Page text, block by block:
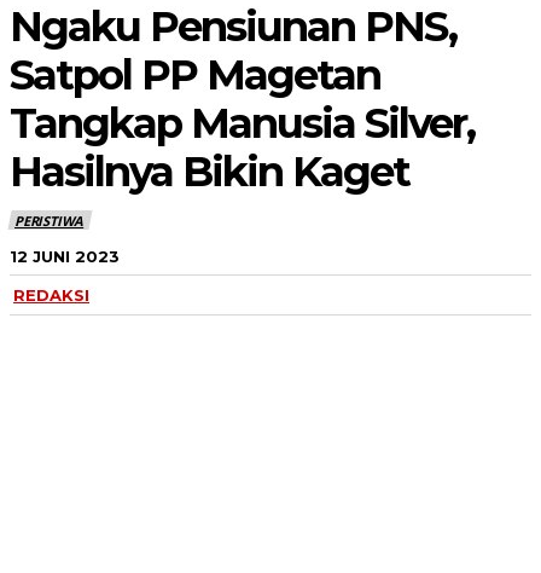
Ngaku Pensiunan PNS,
Satpol PP Magetan
Tangkap Manusia Silver,
Hasilnya Bikin Kaget
PERISTIWA
12 JUNI 2023
REDAKSI